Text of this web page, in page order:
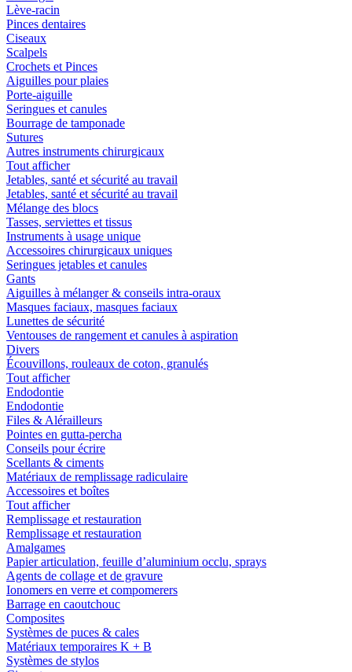
Lève-racin
Pinces dentaires
Ciseaux
Scalpels
Crochets et Pinces
Aiguilles pour plaies
Porte-aiguille
Seringues et canules
Bourrage de tamponade
Sutures
Autres instruments chirurgicaux
Tout afficher
Jetables, santé et sécurité au travail
Jetables, santé et sécurité au travail
Mélange des blocs
Tasses, serviettes et tissus
Instruments à usage unique
Accessoires chirurgicaux uniques
Seringues jetables et canules
Gants
Aiguilles à mélanger & conseils intra-oraux
Masques faciaux, masques faciaux
Lunettes de sécurité
Ventouses de rangement et canules à aspiration
Divers
Écouvillons, rouleaux de coton, granulés
Tout afficher
Endodontie
Endodontie
Files & Alérailleurs
Pointes en gutta-percha
Conseils pour écrire
Scellants & ciments
Matériaux de remplissage radiculaire
Accessoires et boîtes
Tout afficher
Remplissage et restauration
Remplissage et restauration
Amalgames
Papier articulation, feuille d’aluminium occlu, sprays
Agents de collage et de gravure
Ionomers en verre et compomerers
Barrage en caoutchouc
Composites
Systèmes de puces & cales
Matériaux temporaires K + B
Systèmes de stylos